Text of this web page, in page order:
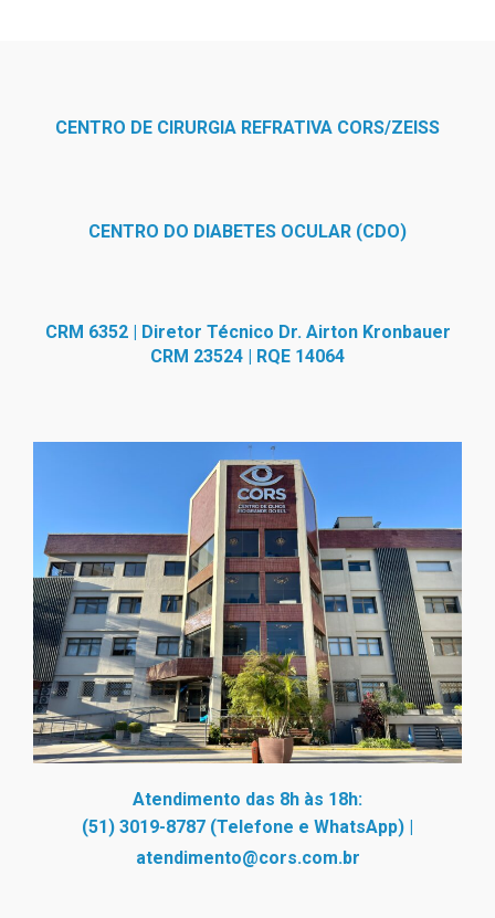
CENTRO DE CIRURGIA REFRATIVA CORS/ZEISS
CENTRO DO DIABETES OCULAR (CDO)
CRM 6352 | Diretor Técnico Dr. Airton Kronbauer
CRM 23524 | RQE 14064
Atendimento das 8h às 18h:
(51) 3019-8787 (Telefone e WhatsApp) |
atendimento@cors.com.br